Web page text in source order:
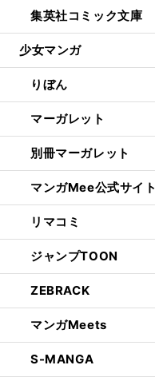
集英社コミック文庫
少女マンガ
りぼん
マーガレット
別冊マーガレット
マンガMee公式サイト
リマコミ
ジャンプTOON
ZEBRACK
マンガMeets
S-MANGA